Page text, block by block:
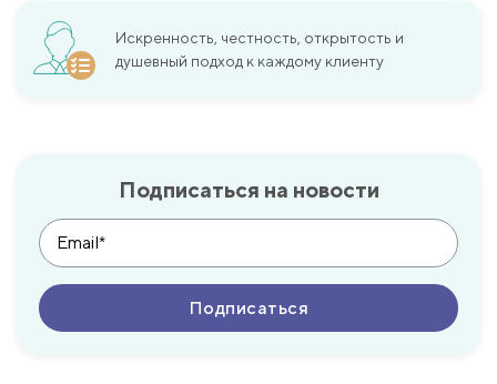
Искренность, честность, открытость и
душевный подход к каждому клиенту
Подписаться на новости